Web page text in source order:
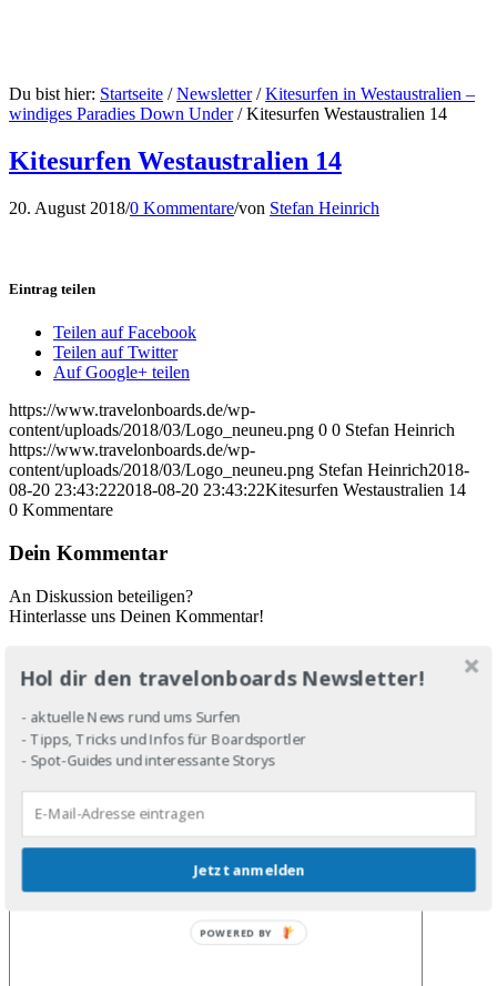
Du bist hier: Startseite / Newsletter / Kitesurfen in Westaustralien –
windiges Paradies Down Under / Kitesurfen Westaustralien 14
Kitesurfen Westaustralien 14
20. August 2018/0 Kommentare/von Stefan Heinrich
Eintrag teilen
Teilen auf Facebook
Teilen auf Twitter
Auf Google+ teilen
https://www.travelonboards.de/wp-
content/uploads/2018/03/Logo_neuneu.png 0 0 Stefan Heinrich
https://www.travelonboards.de/wp-
content/uploads/2018/03/Logo_neuneu.png Stefan Heinrich2018-
08-20 23:43:222018-08-20 23:43:22Kitesurfen Westaustralien 14
0 Kommentare
Dein Kommentar
An Diskussion beteiligen?
Hinterlasse uns Deinen Kommentar!
Felder sind mit* markiert
Name
Hol dir den travelonboards Newsletter!
- aktuelle News rund ums Surfen
- Tipps, Tricks und Infos für Boardsportler
- Spot-Guides und interessante Storys
Jetzt anmelden
POWERED BY